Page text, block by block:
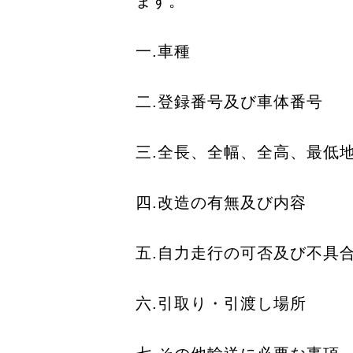
一.車種
二.登録番号及び車体番号
三.全⻑、全幅、全高、最低
四.改造の有無及び内容
五.自力走行の可否及び不具
六.引取り・引渡し場所